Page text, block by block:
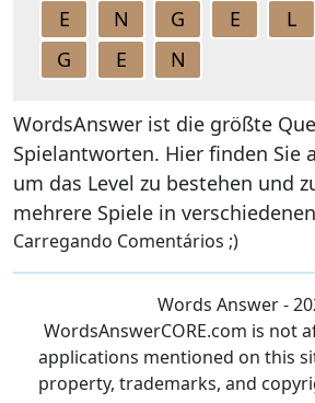
E
N G E
L
G
E N
WordsAnswer ist die größte
Spielantworten. Hier finden Sie
um das Level zu bestehen und
mehrere Spiele in
Carregando Comentários ;)
Words Answer -
WordsAnswerCORE.com is not
applications mentioned on this
property, trademarks, and